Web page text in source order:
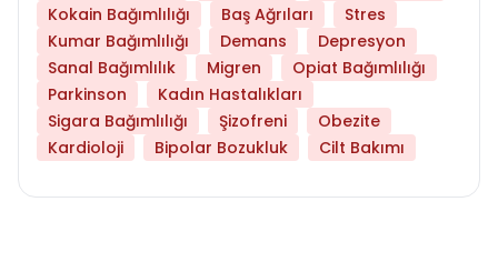
Kokain Bağımlılığı
Baş Ağrıları
Stres
Kumar Bağımlılığı
Demans
Depresyon
Sanal Bağımlılık
Migren
Opiat Bağımlılığı
Parkinson
Kadın Hastalıkları
Sigara Bağımlılığı
Şizofreni
Obezite
Kardioloji
Bipolar Bozukluk Cilt Bakımı